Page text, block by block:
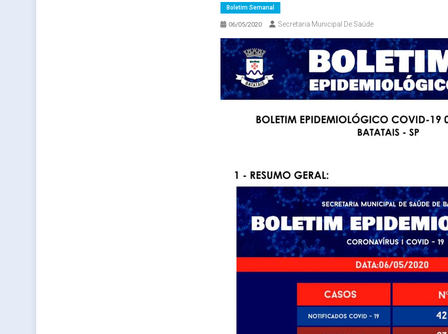
Boletim Semanal
06/05/2020 Secretaria Municipal De Saúde